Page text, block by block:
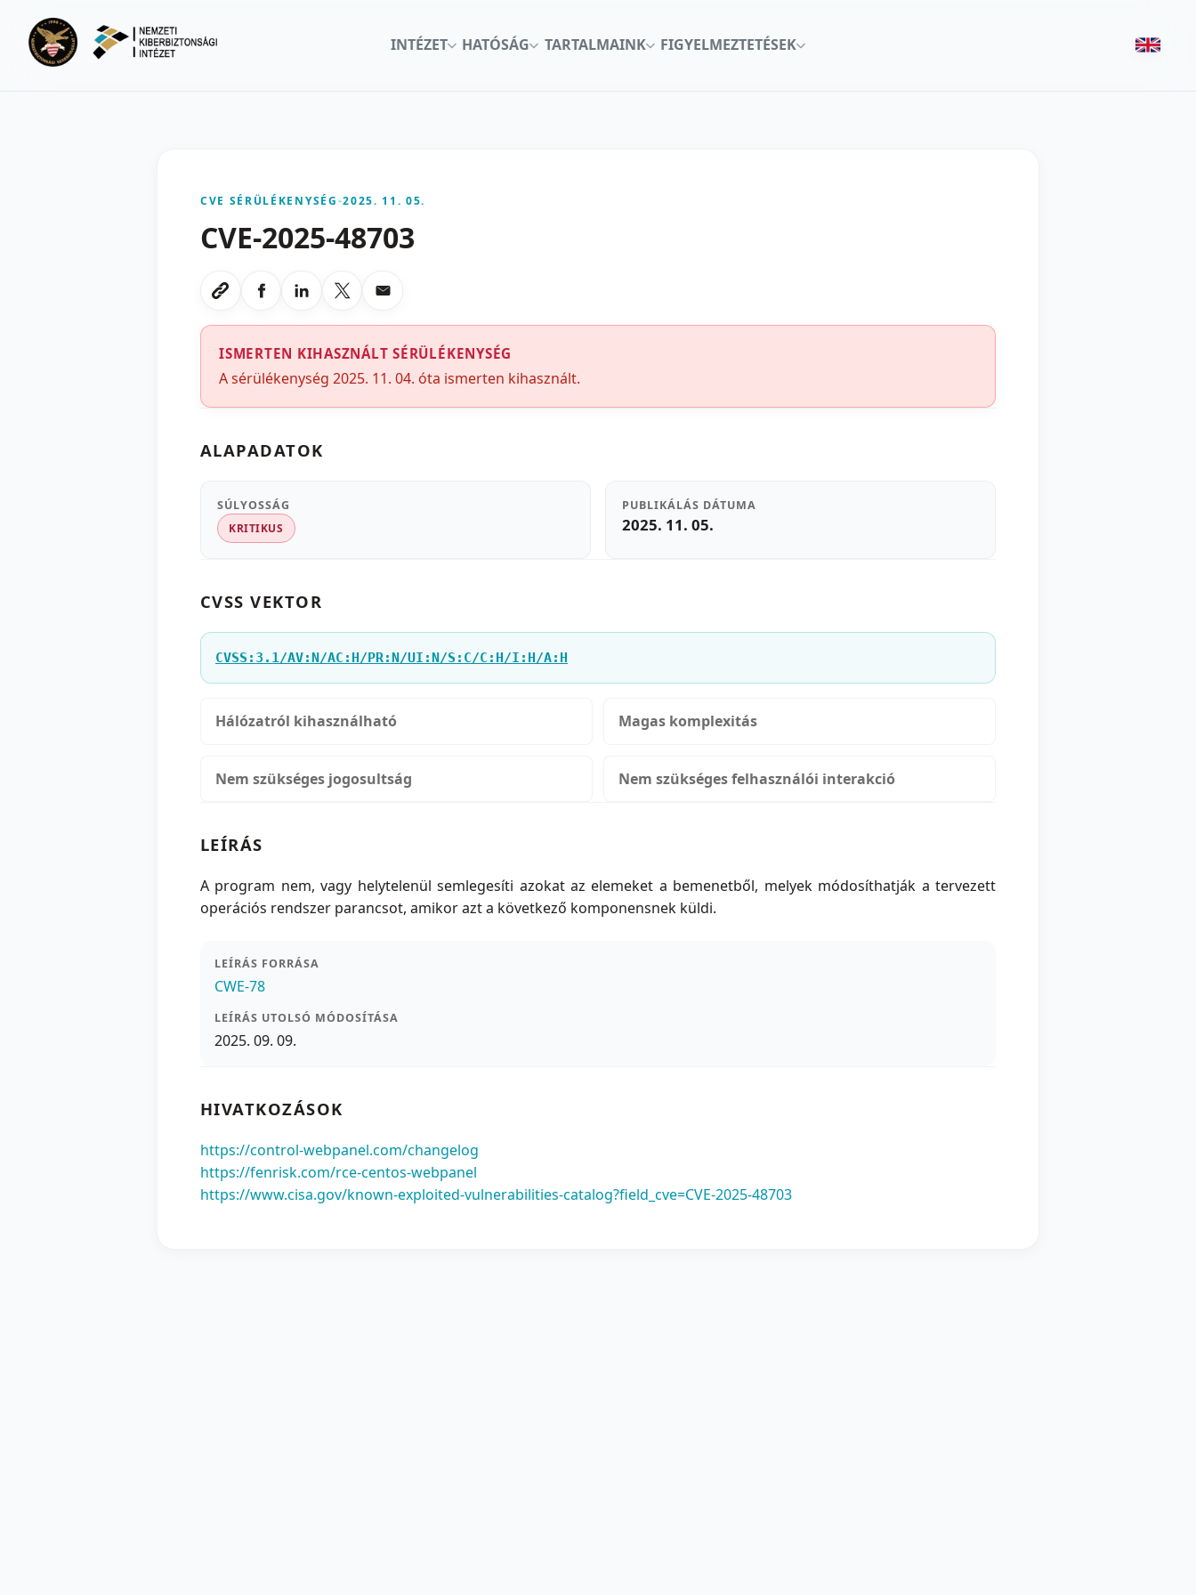
INTÉZET
HATÓSÁG TARTALMAINK FIGYELMEZTETÉSEK
CVE SÉRÜLÉKENYSÉG-2025. 11. 05.
CVE-2025-48703
Link masolasa
Megosztas Facebookon
Megosztas LinkedInen
Megosztas X-en
Megosztas emailben
ISMERTEN KIHASZNÁLT SÉRÜLÉKENYSÉG
A sérülékenység 2025. 11. 04. óta ismerten kihasznált.
ALAPADATOK
SÚLYOSSÁG
KRITIKUS
PUBLIKÁLÁS DÁTUMA
2025. 11. 05.
CVSS VEKTOR
CVSS:3.1/AV:N/AC:H/PR:N/UI:N/S:C/C:H/I:H/A:H
Hálózatról kihasználható Magas komplexitás
Nem szükséges jogosultság Nem szükséges felhasználói interakció
LEÍRÁS
A program nem, vagy helytelenül semlegesíti azokat az elemeket a bemenetből, melyek módosíthatják a tervezett
operációs rendszer parancsot, amikor azt a következő komponensnek küldi.
LEÍRÁS FORRÁSA
CWE-78
LEÍRÁS UTOLSÓ MÓDOSÍTÁSA
2025. 09. 09.
HIVATKOZÁSOK
https://control-webpanel.com/changelog
https://fenrisk.com/rce-centos-webpanel
https://www.cisa.gov/known-exploited-vulnerabilities-catalog?field_cve=CVE-2025-48703